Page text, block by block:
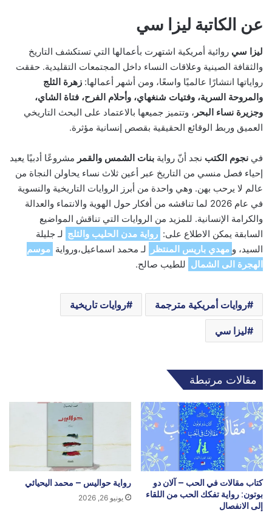
عن الكاتبة ليزا سي
ليزا سي روائية أمريكية اشتهرت بأعمالها التي تستكشف التاريخ
والثقافة الصينية وعلاقات النساء داخل المجتمعات التقليدية. حققت
رواياتها انتشارًا عالميًا واسعًا، ومن أشهر أعمالها: زهرة الثلج
والمروحة السرية، وفتيات شنغهاي، وأحلام الفرح، فتاة الشاي،
وجزيرة نساء البحر ، وتتميز جميعها بالاعتماد على البحث التاريخي
العميق وربط الوقائع الحقيقية بقصص إنسانية مؤثرة.
في نجوم الكتب نجد أنّ رواية بنات الشمس والقمر مشروعًا أدبيًا يعيد
إحياء فصل منسي من التاريخ عبر أعين ثلاث نساء يحاولن النجاة من
عالم لا يرحب بهن. وهي واحدة من أبرز الروايات التاريخية والنسوية
في عام 2026 لما تناقشه من أفكار حول الهوية والانتماء والعدالة
والكرامة الإنسانية. للمزيد من الروايات التي تناقش المواضيع
السابقة يمكن الاطلاع على: رواية مدن الحليب والثلج لـ جليلة
السيد، و مهدي باريس المنتظر لـ محمد اسماعيل،ورواية موسم
الهجرة الى الشمال للطيب صالح.
روايات أمريكية مترجمة روايات تاريخية
ليزا سي
مقالات مرتبطة
كتاب مقالات في الحب – آلان دو
بوتون: رواية تفكك الحب من اللقاء
إلى الانفصال
رواية حواليس – محمد اليحيائي
يونيو 26, 2026